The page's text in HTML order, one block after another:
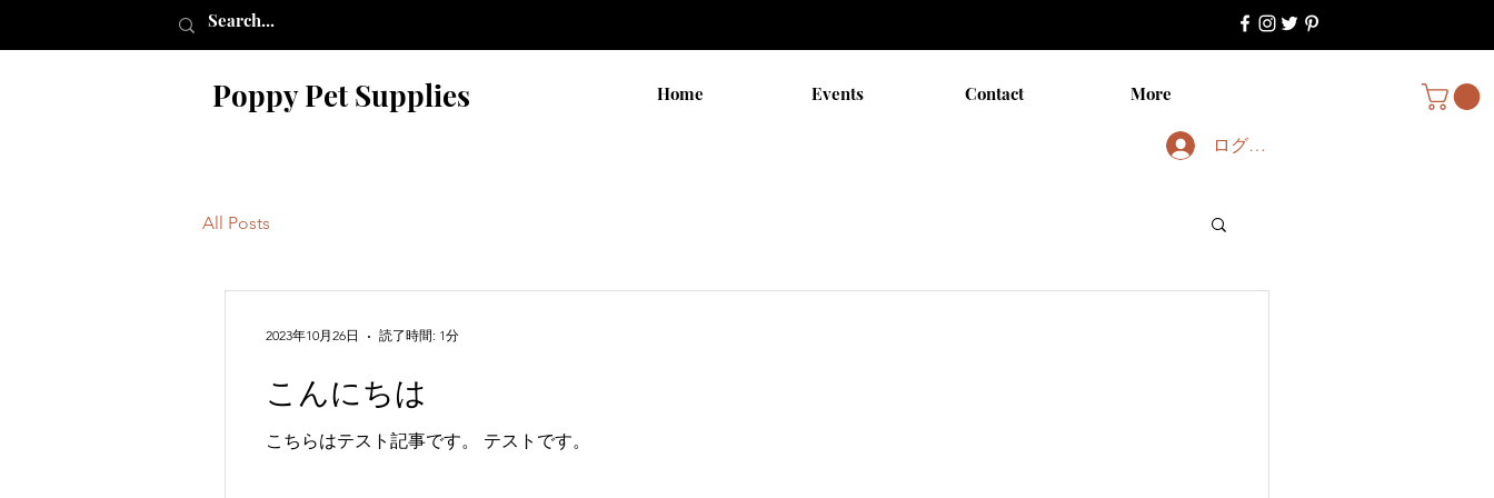
Poppy Pet Supplies Home Events Contact More
ログイン
All Posts
こんにちは
こちらはテスト記事です。 テストです。
2023年10月26日 読了時間: 1分